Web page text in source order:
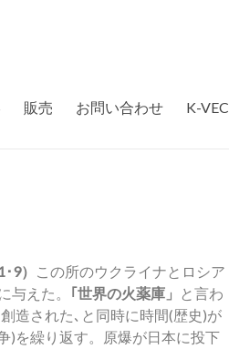
販売 お問い合わせ
K-VEC
9） この所のウクライナとロシア
えた。
｢世界の火薬庫」
と言わ
造された､と同時に時間(歴史)が
)を繰り返す。原爆が日本に投下